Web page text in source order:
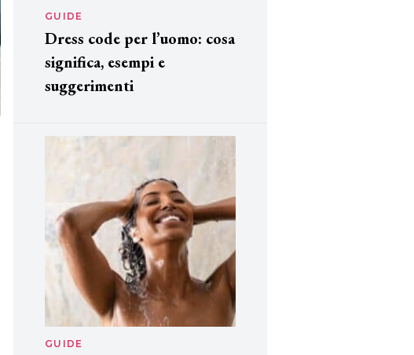
GUIDE
Dress code per l’uomo: cosa
significa, esempi e
suggerimenti
GUIDE